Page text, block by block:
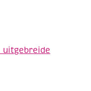
uitgebreide